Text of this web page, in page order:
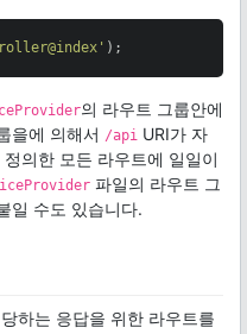
);
의 라우트 그룹안에
을에 의해서 /api URI가 자
의한 모든 라우트에 일일이
파일의 라우트 그
일 수도 있습니다.
하는 응답을 위한 라우트를